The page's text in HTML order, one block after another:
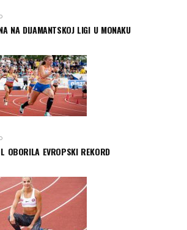
NA DIJAMANTSKOJ LIGI U MONAKU
OBORILA EVROPSKI REKORD